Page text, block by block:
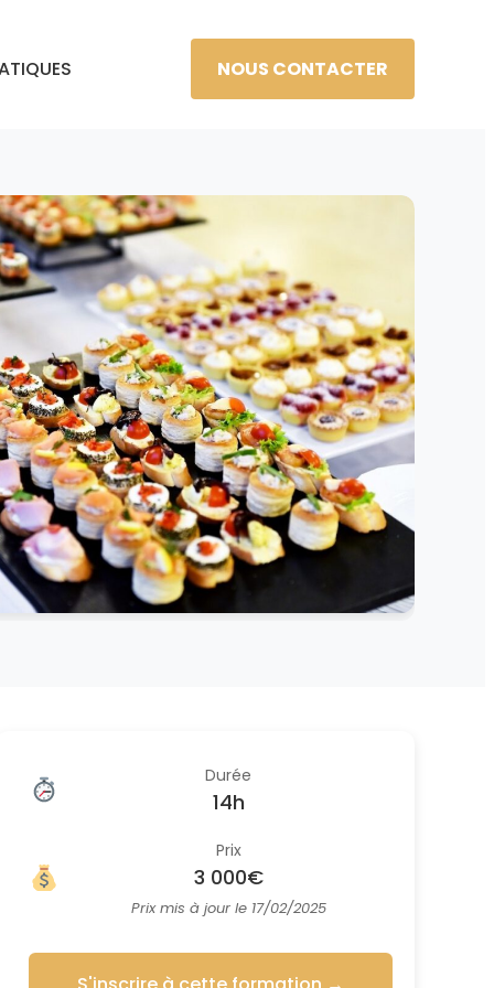
NOUS CONTACTER
Durée
14h
Prix
3 000€
Prix mis à jour le 17/02/2025